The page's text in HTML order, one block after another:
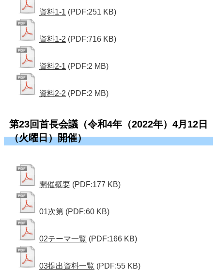
資料1-1 (PDF:251 KB)
資料1-2 (PDF:716 KB)
資料2-1 (PDF:2 MB)
資料2-2 (PDF:2 MB)
第23回首長会議（令和4年（2022年）4月12日
（火曜日）開催）
開催概要 (PDF:177 KB)
01次第 (PDF:60 KB)
02テーマ一覧 (PDF:166 KB)
03提出資料一覧 (PDF:55 KB)